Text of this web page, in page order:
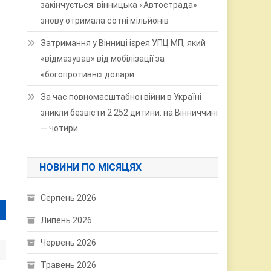
закінчується: вінницька «Автострада»
знову отримала сотні мільйонів
Затримання у Вінниці ієрея УПЦ МП, який
«відмазував» від мобілізації за
«богопротивні» долари
За час повномасштабної війни в Україні
зникли безвісти 2 252 дитини: на Вінниччині
— чотири
НОВИНИ ПО МІСЯЦЯХ
Серпень 2026
Липень 2026
Червень 2026
Травень 2026